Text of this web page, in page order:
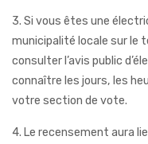
3. Si vous êtes une
municipalité locale sur le
consulter l’avis public
connaître les jours, les
votre section de vote.
4. Le recensement aura